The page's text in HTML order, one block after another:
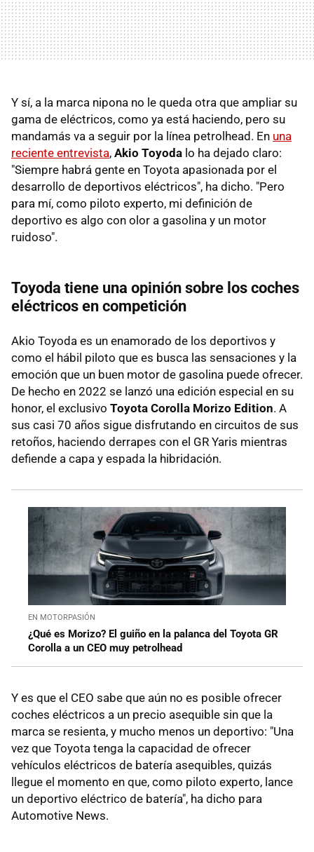
Y sí, a la marca nipona no le queda otra que ampliar su
gama de eléctricos, como ya está haciendo, pero su
mandamás va a seguir por la línea petrolhead. En una
reciente entrevista, Akio Toyoda lo ha dejado claro:
"Siempre habrá gente en Toyota apasionada por el
desarrollo de deportivos eléctricos", ha dicho. "Pero
para mí, como piloto experto, mi definición de
deportivo es algo con olor a gasolina y un motor
ruidoso".
Toyoda tiene una opinión sobre los coches
eléctricos en competición
Akio Toyoda es un enamorado de los deportivos y
como el hábil piloto que es busca las sensaciones y la
emoción que un buen motor de gasolina puede ofrecer.
De hecho en 2022 se lanzó una edición especial en su
honor, el exclusivo Toyota Corolla Morizo Edition. A
sus casi 70 años sigue disfrutando en circuitos de sus
retoños, haciendo derrapes con el GR Yaris mientras
defiende a capa y espada la hibridación.
EN MOTORPASIÓN
¿Qué es Morizo? El guiño en la palanca del Toyota GR
Corolla a un CEO muy petrolhead
Y es que el CEO sabe que aún no es posible ofrecer
coches eléctricos a un precio asequible sin que la
marca se resienta, y mucho menos un deportivo: "Una
vez que Toyota tenga la capacidad de ofrecer
vehículos eléctricos de batería asequibles, quizás
llegue el momento en que, como piloto experto, lance
un deportivo eléctrico de batería", ha dicho para
Automotive News.